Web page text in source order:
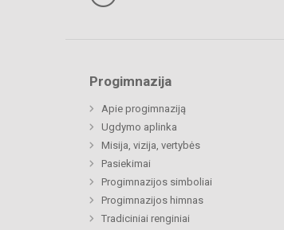
Progimnazija
Apie progimnaziją
Ugdymo aplinka
Misija, vizija, vertybės
Pasiekimai
Progimnazijos simboliai
Progimnazijos himnas
Tradiciniai renginiai